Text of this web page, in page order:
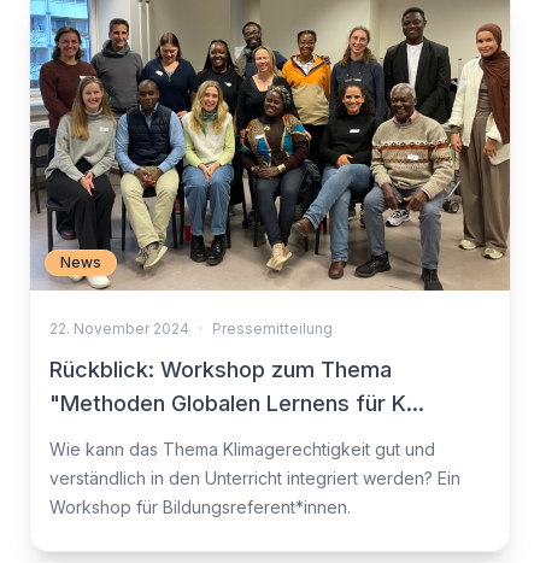
News
22. November 2024 · Pressemitteilung
Rückblick: Workshop zum Thema
"Methoden Globalen Lernens für K...
Wie kann das Thema Klimagerechtigkeit gut und
verständlich in den Unterricht integriert werden? Ein
Workshop für Bildungsreferent*innen.